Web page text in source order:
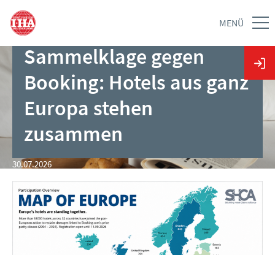
MENÜ
Sammelklage gegen
Booking: Hotels aus ganz
Europa stehen
zusammen
30.07.2026